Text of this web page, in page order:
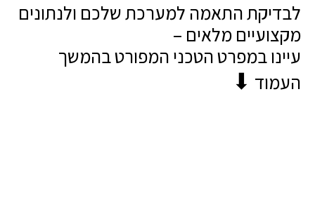
לבדיקת התאמה למערכת שלכם ולנתונים
מקצועיים מלאים –
עיינו במפרט הטכני המפורט בהמשך
העמוד ⬇